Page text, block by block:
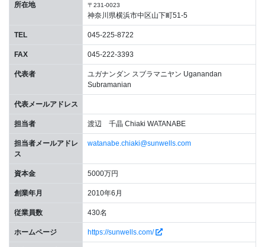
所在地 〒231-0023
神奈川県横浜市中区山下町51-5
TEL 045-225-8722
FAX 045-222-3393
代表者
ユガナンダン スブラマニヤン Uganandan
Subramanian
代表メールアドレス
担当者 渡辺 千晶 Chiaki WATANABE
担当者メールアドレ
ス
watanabe.chiaki@sunwells.com
資本金 5000万円
創業年月 2010年6月
従業員数 430名
ホームページ https://sunwells.com/